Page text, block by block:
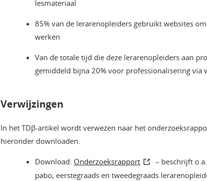
lesmateriaal
85% van de lerarenopleiders gebruikt websites
werken
Van de totale tijd die deze lerarenopleiders aan
gemiddeld bijna 20% voor professionalisering via
Verwijzingen
In het TDβ-artikel wordt verwezen naar het
hieronder downloaden.
Download: Onderzoeksrapport
– beschrijft
pabo, eerstegraads en tweedegraads